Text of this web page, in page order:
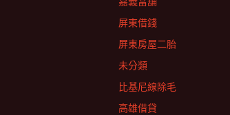
屏東借錢
屏東房屋二胎
未分類
比基尼線除毛
高雄借貸